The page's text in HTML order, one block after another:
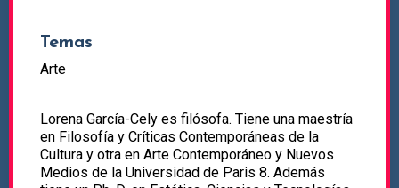
Temas
Arte
Lorena García-Cely es filósofa. Tiene una maestría
en Filosofía y Críticas Contemporáneas de la
Cultura y otra en Arte Contemporáneo y Nuevos
Medios de la Universidad de Paris 8. Además